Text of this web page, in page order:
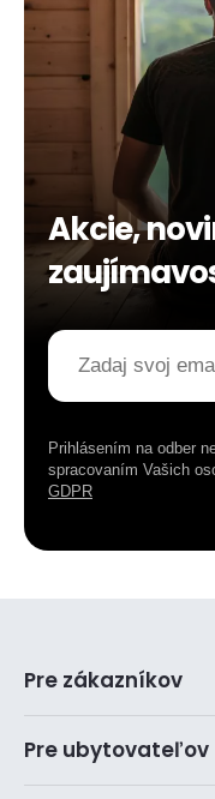
Akcie,
Prihlásením na odber
spracovaním Vašich
GDPR
Pre zákazníkov
Pre ubytovateľov